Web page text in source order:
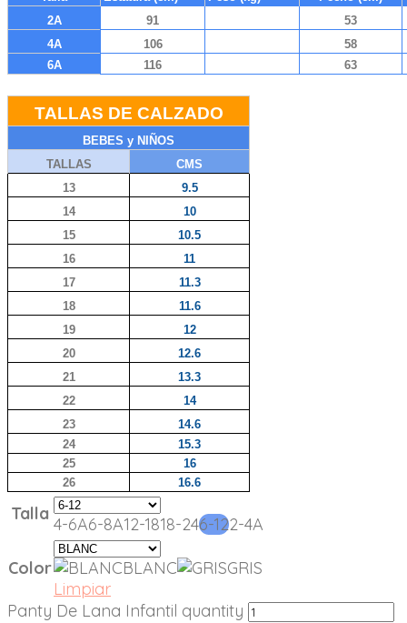
2A
91
53
4A
106
58
6A
116 63
TALLAS DE CALZADO
BEBES y NIÑOS
TALLAS
CMS
13
9.5
14
10
15
10.5
16
11
17
11.3
18
11.6
19
12
20
12.6
21
13.3
22
14
23
14.6
24
15.3
25
16
26
16.6
Talla
4-6A6-8A12-1818-246-122-4A
Color BLANC
GRIS
Limpiar
Panty De Lana Infantil quantity